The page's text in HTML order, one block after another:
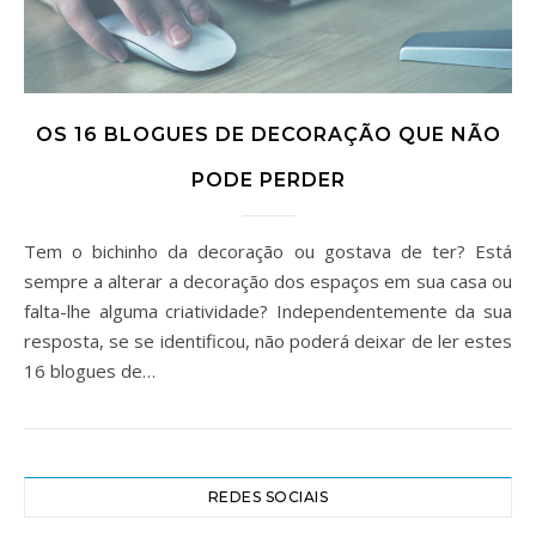
OS 16 BLOGUES DE DECORAÇÃO QUE NÃO
PODE PERDER
Tem o bichinho da decoração ou gostava de ter? Está
sempre a alterar a decoração dos espaços em sua casa ou
falta-lhe alguma criatividade? Independentemente da sua
resposta, se se identificou, não poderá deixar de ler estes
16 blogues de…
REDES SOCIAIS